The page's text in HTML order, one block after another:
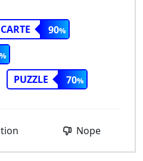
CARTE
90
PUZZLE 70
Nope